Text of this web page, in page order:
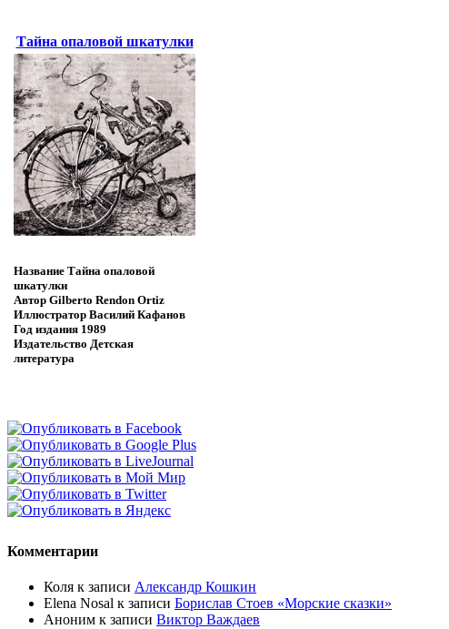
Тайна опаловой шкатулки
Название Тайна опаловой
шкатулки
Автор Gilberto Rendon Ortiz
Иллюстратор Василий Кафанов
Год издания 1989
Издательство Детская
литература
Комментарии
Коля к записи Александр Кошкин
Elena Nosal к записи Борислав Стоев «Морские сказки»
Аноним к записи Виктор Важдаев